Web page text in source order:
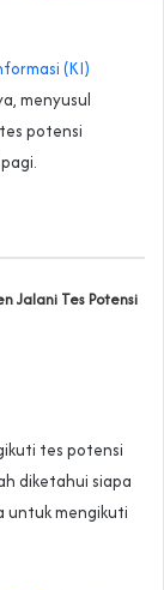
(KI)
menyusul
potensi
Jalani Tes Potensi
tes potensi
diketahui siapa
untuk mengikuti